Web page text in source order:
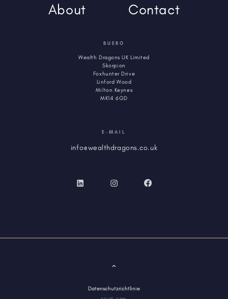
About Contact
BUERO
Wealth Dragons UK Limited
Skorpion
Foxhunter Drive
Linford Wood
Milton Keynes
MK14 6GD
E-MAIL
info@wealthdragons.co.uk
Datenschutzrichtlinie